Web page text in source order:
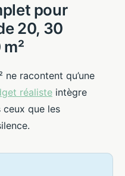
pour
20, 30
ne racontent qu’une
réaliste intègre
que les